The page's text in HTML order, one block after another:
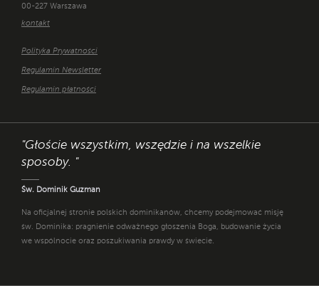
00-227 Warszawa
kontakt
Polityka Prywatności
Regulamin Newsletter
Regulamin płatności
"Głoście wszystkim, wszędzie i na wszelkie
sposoby. "
Św. Dominik Guzman
Na oficjalnej stronie polskich dominikanów, chcemy podejmować misję
św. Dominika: pragnienie odważnego głoszenia Boga, budowanie życia
we wspólnocie oraz poszukiwania prawdy w świecie.